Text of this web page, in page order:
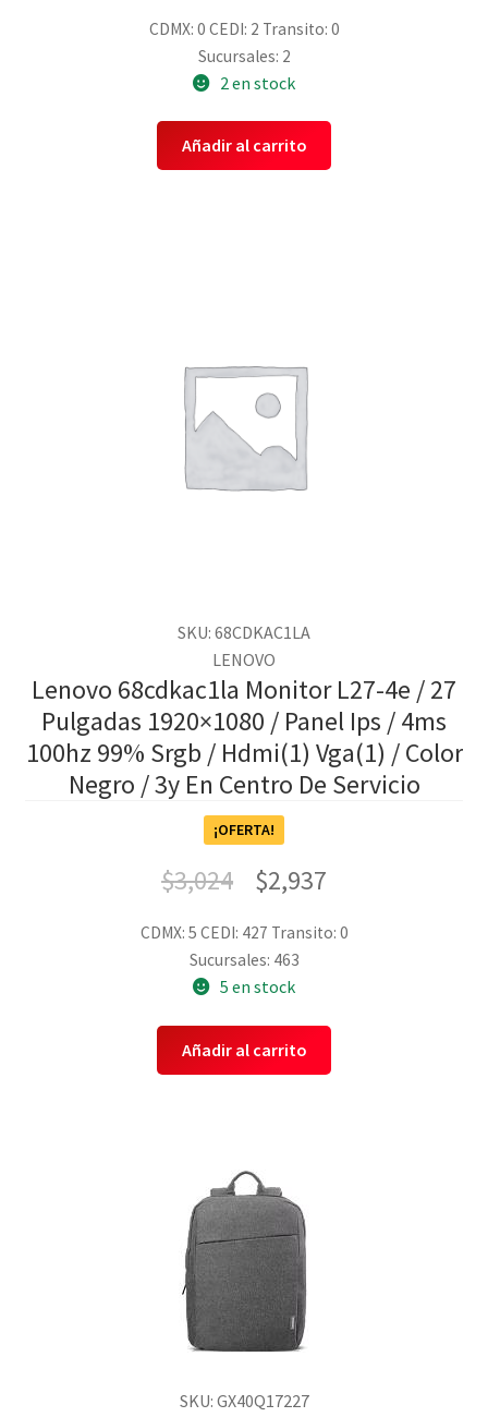
CDMX: 0 CEDI: 2 Transito: 0
Sucursales: 2
2 en stock
Añadir al carrito
SKU: 68CDKAC1LA
LENOVO
Lenovo 68cdkac1la Monitor L27-4e / 27
Pulgadas 1920×1080 / Panel Ips / 4ms
100hz 99% Srgb / Hdmi(1) Vga(1) / Color
Negro / 3y En Centro De Servicio
¡OFERTA!
$3,024 $2,937
CDMX: 5 CEDI: 427 Transito: 0
Sucursales: 463
5 en stock
Añadir al carrito
SKU: GX40Q17227